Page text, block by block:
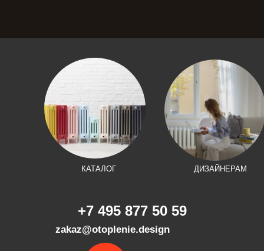
КАТАЛОГ ДИЗАЙНЕРАМ
+7 495 877 50 59
zakaz@otoplenie.design